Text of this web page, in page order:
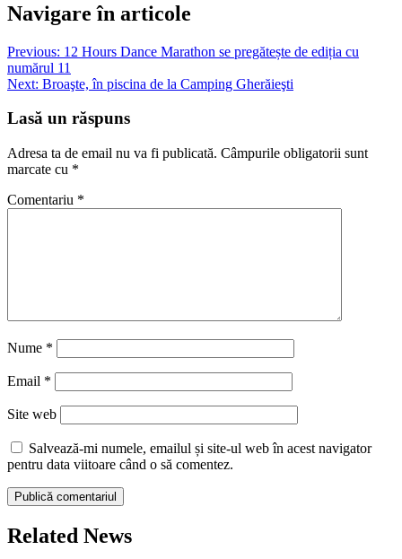
Navigare în articole
Previous: 12 Hours Dance Marathon se pregătește de ediția cu
numărul 11
Next: Broaşte, în piscina de la Camping Gherăieşti
Lasă un răspuns
Adresa ta de email nu va fi publicată. Câmpurile obligatorii sunt
marcate cu *
Comentariu *
Nume *
Email *
Site web
Salvează-mi numele, emailul și site-ul web în acest navigator
pentru data viitoare când o să comentez.
Related News